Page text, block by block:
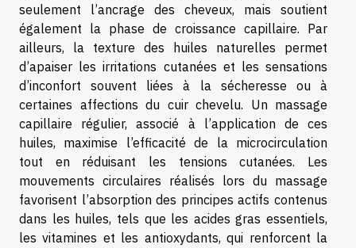
seulement l’ancrage des cheveux, mais soutient
également la phase de croissance capillaire. Par
ailleurs, la texture des huiles naturelles permet
d’apaiser les irritations cutanées et les sensations
d’inconfort souvent liées à la sécheresse ou à
certaines affections du cuir chevelu. Un massage
capillaire régulier, associé à l’application de ces
huiles, maximise l’efficacité de la microcirculation
tout en réduisant les tensions cutanées. Les
mouvements circulaires réalisés lors du massage
favorisent l’absorption des principes actifs contenus
dans les huiles, tels que les acides gras essentiels,
les vitamines et les antioxydants, qui renforcent la